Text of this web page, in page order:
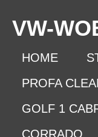
direct
VW-WO
HOME
PROFA
GOLF 1
CORRADO